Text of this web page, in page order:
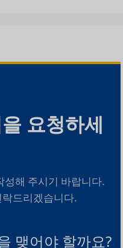
요청하세
성해 주시기 바랍니다.
드리겠습니다.
맺어야 할까요?